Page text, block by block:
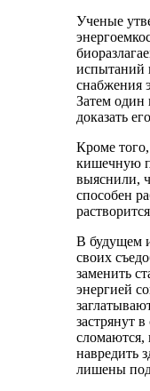
Ученые
испытаний
снабжения
Затем один
доказать
Кроме
кишечную
выяснили,
способен
В будущем
своих
заменить
энергией
застрянут
сломаются,
навредить
лишены